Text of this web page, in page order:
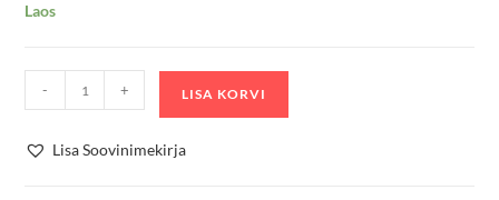
Laos
Beckmann
- + LISA KORVI
Lisa Soovinimekirja